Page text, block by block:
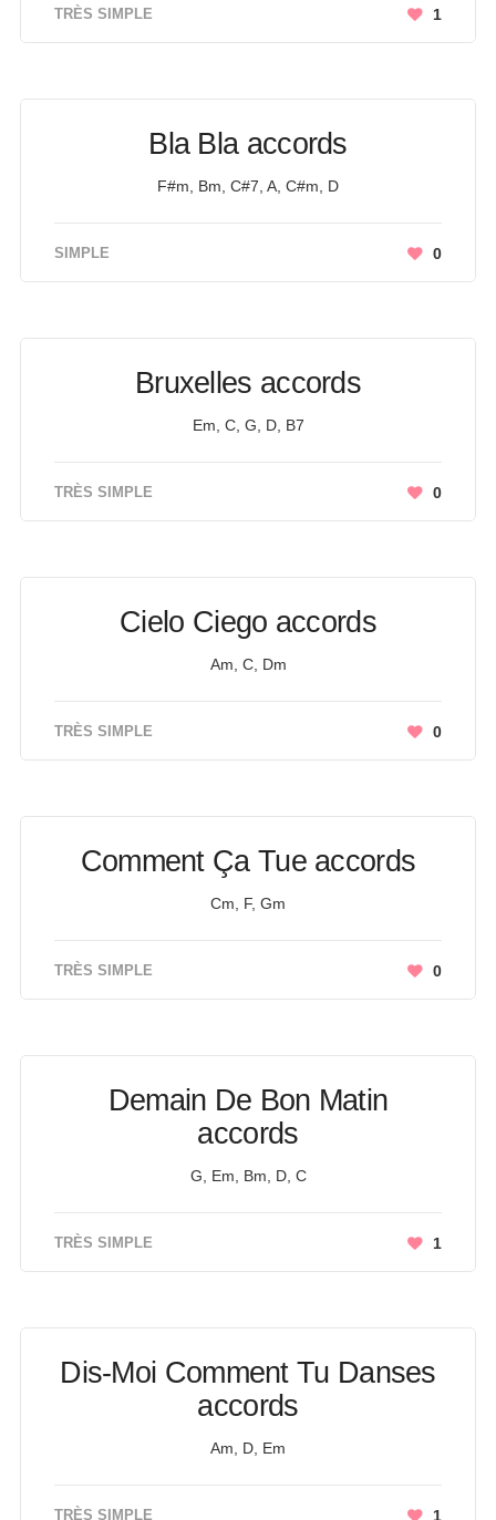
TRÈS SIMPLE 1
Bla Bla accords
F#m, Bm, C#7, A, C#m, D
SIMPLE 0
Bruxelles accords
Em, C, G, D, B7
TRÈS SIMPLE 0
Cielo Ciego accords
Am, C, Dm
TRÈS SIMPLE 0
Comment Ça Tue accords
Cm, F, Gm
TRÈS SIMPLE 0
Demain De Bon Matin
accords
G, Em, Bm, D, C
TRÈS SIMPLE 1
Dis-Moi Comment Tu Danses
accords
Am, D, Em
TRÈS SIMPLE 1